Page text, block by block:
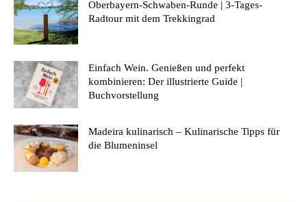
Oberbayern-Schwaben-Runde | 3-Tages-
Radtour mit dem Trekkingrad
Einfach Wein. Genießen und perfekt
kombinieren: Der illustrierte Guide |
Buchvorstellung
Madeira kulinarisch – Kulinarische Tipps für
die Blumeninsel